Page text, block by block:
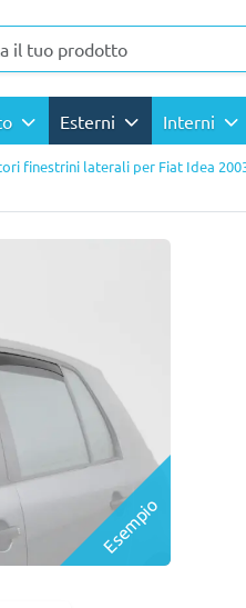
Esterni Interni
finestrini laterali per Fiat Idea
Esempio